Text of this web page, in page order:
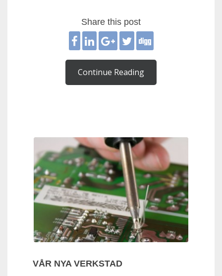
Share this post
Continue Reading
VÅR NYA VERKSTAD